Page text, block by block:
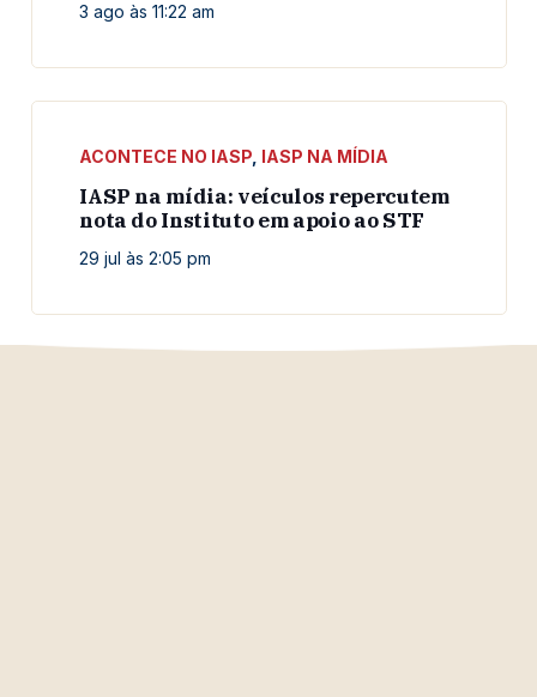
3 ago às 11:22 am
ACONTECE NO IASP IASP NA MÍDIA
IASP na mídia: veículos repercutem
nota do Instituto em apoio ao STF
29 jul às 2:05 pm